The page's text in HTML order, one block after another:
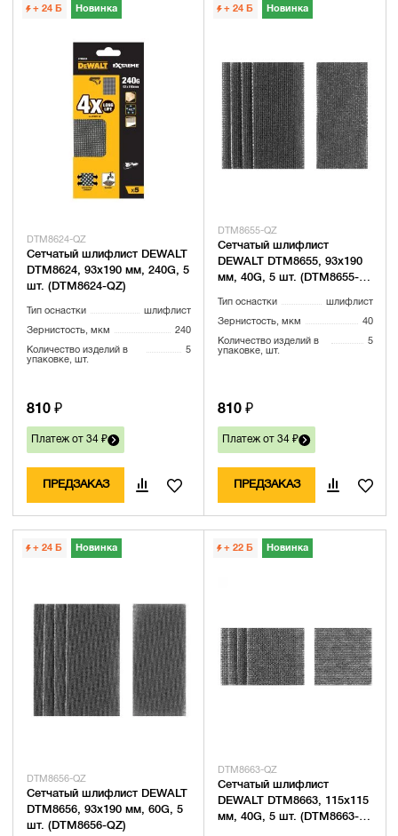
+ 24 Б Новинка
DTM8624-QZ
Сетчатый шлифлист DEWALT
DTM8624, 93х190 мм, 240G, 5
шт. (DTM8624-QZ)
Тип оснастки шлифлист
Зернистость, мкм 240
Количество изделий в
упаковке, шт.
5
810 ₽
Платеж от 34 ₽
ПРЕДЗАКАЗ
+ 24 Б Новинка
DTM8655-QZ
Сетчатый шлифлист
DEWALT DTM8655, 93х190
мм, 40G, 5 шт. (DTM8655-
Тип оснастки шлифлист
Зернистость, мкм 40
Количество изделий в
упаковке, шт.
5
810 ₽
Платеж от 34 ₽
ПРЕДЗАКАЗ
+ 24 Б Новинка
DTM8656-QZ
Сетчатый шлифлист DEWALT
DTM8656, 93х190 мм, 60G, 5
шт. (DTM8656-QZ)
+ 22 Б Новинка
DTM8663-QZ
Сетчатый шлифлист
DEWALT DTM8663, 115х115
мм, 40G, 5 шт. (DTM8663-